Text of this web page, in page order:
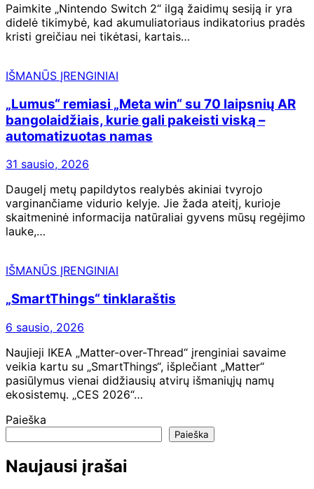
Paimkite „Nintendo Switch 2“ ilgą žaidimų sesiją ir yra
didelė tikimybė, kad akumuliatoriaus indikatorius pradės
kristi greičiau nei tikėtasi, kartais…
IŠMANŪS ĮRENGINIAI
„Lumus“ remiasi „Meta win“ su 70 laipsnių AR
bangolaidžiais, kurie gali pakeisti viską –
automatizuotas namas
31 sausio, 2026
Daugelį metų papildytos realybės akiniai tvyrojo
varginančiame vidurio kelyje. Jie žada ateitį, kurioje
skaitmeninė informacija natūraliai gyvens mūsų regėjimo
lauke,…
IŠMANŪS ĮRENGINIAI
„SmartThings“ tinklaraštis
6 sausio, 2026
Naujieji IKEA „Matter-over-Thread“ įrenginiai savaime
veikia kartu su „SmartThings“, išplečiant „Matter“
pasiūlymus vienai didžiausių atvirų išmaniųjų namų
ekosistemų. „CES 2026“…
Paieška
Paieška
Naujausi įrašai